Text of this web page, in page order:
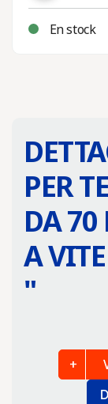
En stock
PER
DA 70
A
"